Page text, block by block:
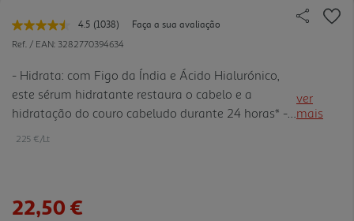
4.5 Leu
1038
Link
para
a
página.
(1038)
Faça a sua avaliação
Ref. / EAN: 3282770394634
- Hidrata: com Figo da Índia e Ácido Hialurónico,
este sérum hidratante restaura o cabelo e a
hidratação do couro cabeludo durante 24 horas* -
Protege: ação termoprotetora protege o cabelo do
ver
mais
225 €/Lt
22,50 €